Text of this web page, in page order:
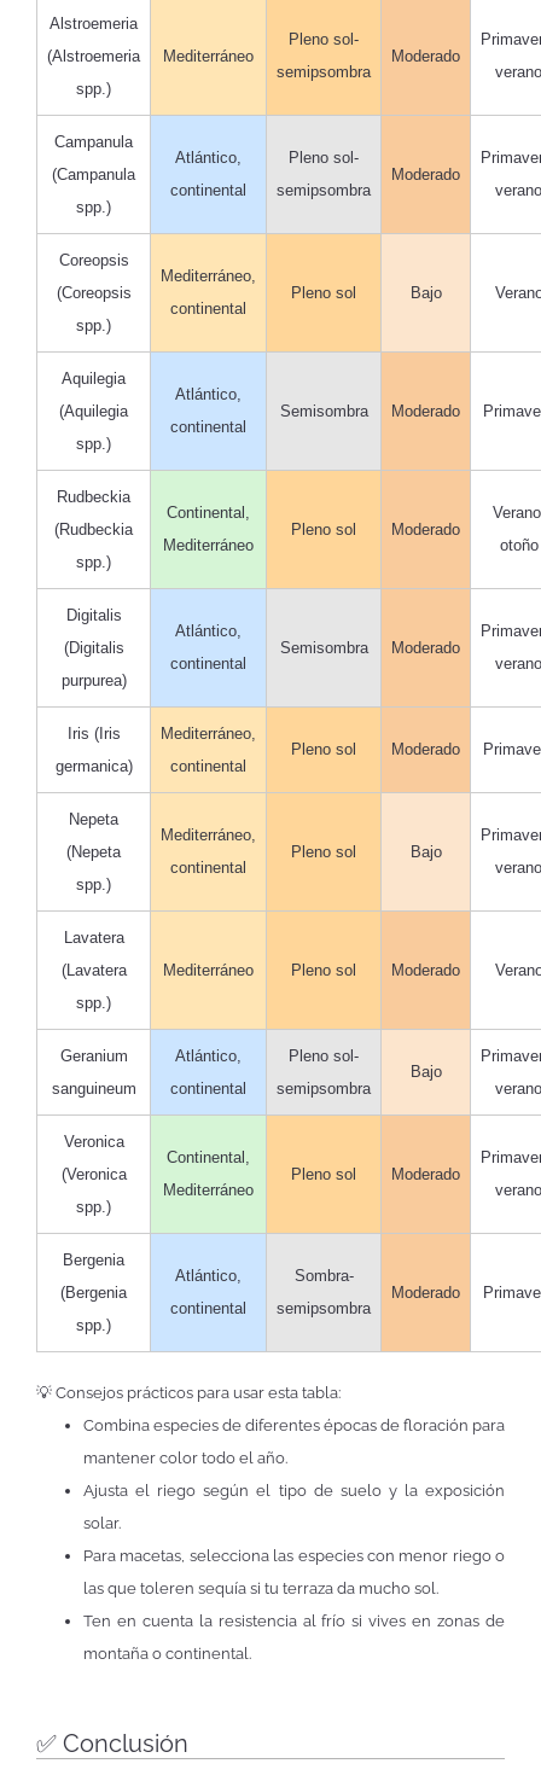
Alstroemeria
(Alstroemeria
spp.)
Mediterráneo
Pleno sol-
semipsombra
Moderado
verano
Campanula
(Campanula
spp.)
Atlántico,
continental
Pleno sol-
semipsombra
Moderado
verano
Coreopsis
(Coreopsis
spp.)
Mediterráneo,
continental
Pleno sol Bajo
Aquilegia
(Aquilegia
spp.)
Atlántico,
continental
Semisombra Moderado
Rudbeckia
(Rudbeckia
spp.)
Continental,
Mediterráneo
Pleno sol Moderado
otoño
Digitalis
(Digitalis
purpurea)
Atlántico,
continental
Semisombra Moderado
verano
Iris (Iris
germanica)
Mediterráneo,
continental
Pleno sol Moderado
Nepeta
(Nepeta
spp.)
Mediterráneo,
continental
Pleno sol Bajo
verano
Lavatera
(Lavatera
spp.)
Mediterráneo Pleno sol Moderado
Geranium
sanguineum
Atlántico,
continental
Pleno sol-
semipsombra
Bajo
verano
Veronica
(Veronica
spp.)
Continental,
Mediterráneo
Pleno sol Moderado
verano
Bergenia
(Bergenia
spp.)
Atlántico,
continental
Sombra-
semipsombra
Moderado
💡 Consejos prácticos para usar esta tabla:
Combina especies de diferentes épocas de floración para
mantener color todo el año.
Ajusta el riego según el tipo de suelo y la exposición
solar.
Para macetas, selecciona las especies con menor riego o
las que toleren sequía si tu terraza da mucho sol.
Ten en cuenta la resistencia al frío si vives en zonas de
montaña o continental.
✅ Conclusión